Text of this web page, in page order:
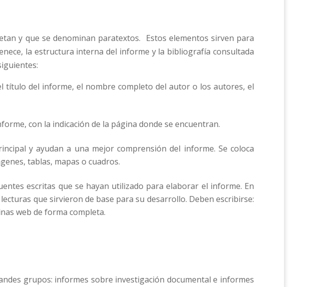
y que se denominan paratextos. Estos elementos sirven para
la estructura interna del informe y la bibliografía consultada
título del informe, el nombre completo del autor o los autores, el
con la indicación de la página donde se encuentran.
y ayudan a una mejor comprensión del informe. Se coloca
tablas, mapas o cuadros.
escritas que se hayan utilizado para elaborar el informe. En
que sirvieron de base para su desarrollo. Deben escribirse:
web de forma completa.
grupos: informes sobre investigación documental e informes